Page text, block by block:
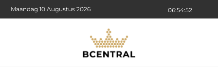
06:54:53
Maandag 10 Augustus 2026